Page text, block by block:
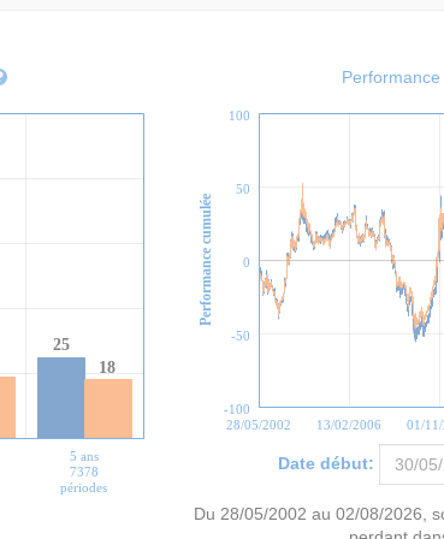
25
18
5 ans
7378
périodes
28/05/2002 13/02/2006 01/
-100
-50
0
50
100
Performance cumulée
Date début:
Du 28/05/2002 au 02/08/2026 ,